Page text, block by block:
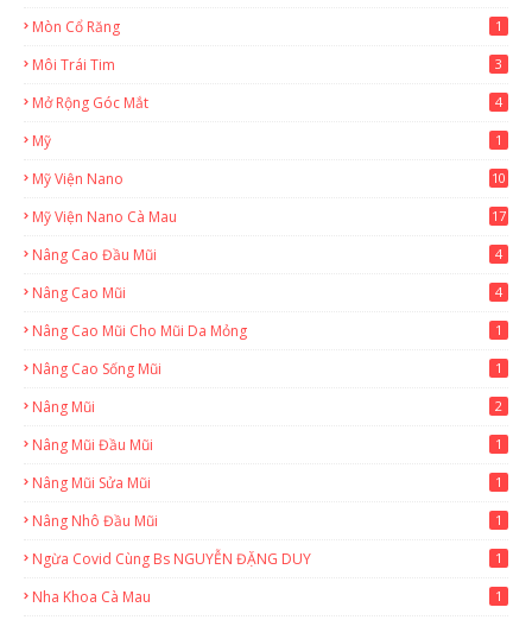
Mòn Cổ Răng 1
Môi Trái Tim 3
Mở Rộng Góc Mắt 4
Mỹ 1
Mỹ Viện Nano 10
Mỹ Viện Nano Cà Mau
17
Nâng Cao Đầu Mũi 4
Nâng Cao Mũi 4
Nâng Cao Mũi Cho Mũi Da Mỏng 1
Nâng Cao Sống Mũi 1
Nâng Mũi 2
Nâng Mũi Đầu Mũi 1
Nâng Mũi Sửa Mũi 1
Nâng Nhô Đầu Mũi 1
Ngừa Covid Cùng Bs NGUYỄN ĐẶNG DUY 1
Nha Khoa Cà Mau 1